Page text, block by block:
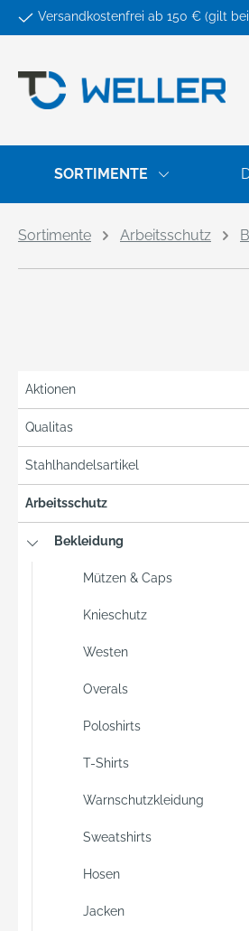
Zur Hauptnavigation
Versandkostenfrei ab 150 € (gilt
SORTIMENTE
Sortimente Arbeitsschutz
Aktionen
Qualitas
Stahlhandelsartikel
Arbeitsschutz
Bekleidung
Mützen & Caps
Knieschutz
Westen
Overals
Poloshirts
T-Shirts
Warnschutzkleidung
Sweatshirts
Hosen
Jacken